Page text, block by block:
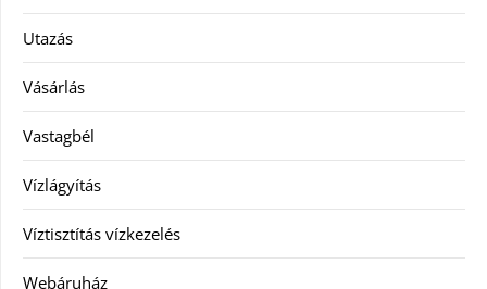
Utazás
Vásárlás
Vastagbél
Vízlágyítás
Víztisztítás vízkezelés
Webáruház